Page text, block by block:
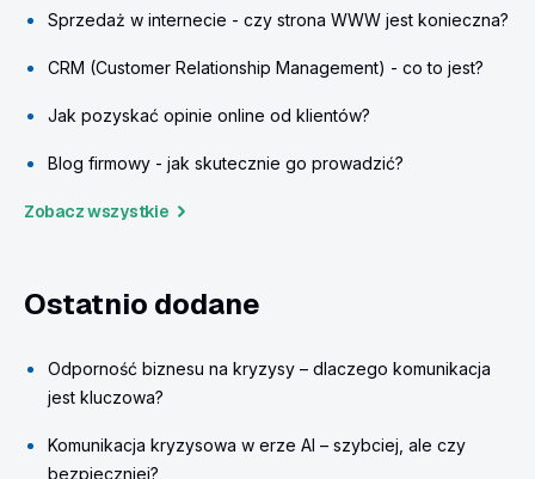
Sprzedaż w internecie - czy strona WWW jest konieczna?
CRM (Customer Relationship Management) - co to jest?
Jak pozyskać opinie online od klientów?
Blog firmowy - jak skutecznie go prowadzić?
Zobacz wszystkie
Ostatnio dodane
Odporność biznesu na kryzysy – dlaczego komunikacja
jest kluczowa?
Komunikacja kryzysowa w erze AI – szybciej, ale czy
bezpieczniej?